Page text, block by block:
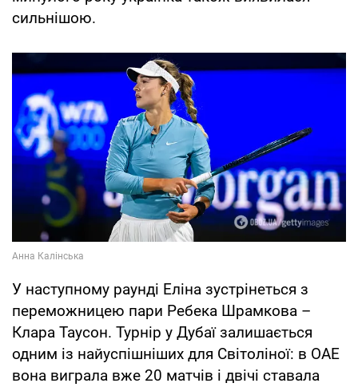
сильнішою.
У наступному раунді Еліна зустрінеться з
переможницею пари Ребека Шрамкова –
Клара Таусон. Турнір у Дубаї залишається
одним із найуспішніших для Світоліної: в ОАЕ
вона виграла вже 20 матчів і двічі ставала